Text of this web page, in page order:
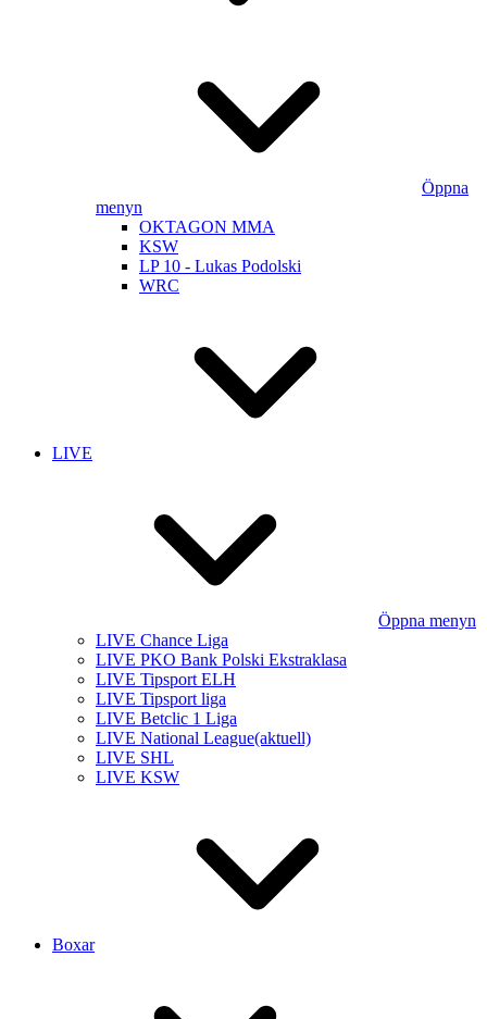
Öppna
menyn
OKTAGON MMA
KSW
LP 10 - Lukas Podolski
WRC
LIVE
Öppna menyn
LIVE Chance Liga
LIVE PKO Bank Polski Ekstraklasa
LIVE Tipsport ELH
LIVE Tipsport liga
LIVE Betclic 1 Liga
LIVE National League(aktuell)
LIVE SHL
LIVE KSW
Boxar